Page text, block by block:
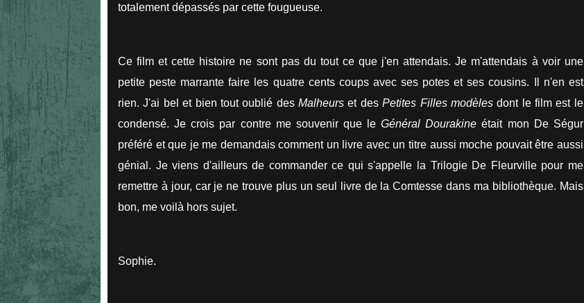
totalement dépassés par cette fougueuse.
Ce film et cette histoire ne sont pas du tout ce que j'en attendais. Je m'attendais à voir une
petite peste marrante faire les quatre cents coups avec ses potes et ses cousins. Il n'en est
rien. J'ai bel et bien tout oublié desMalheurs et desPetites Filles modèlesdont le film est le
condensé. Je crois par contre me souvenir que leGénéral Dourakine était mon De Ségur
préféré et que je me demandais comment un livre avec un titre aussi moche pouvait être aussi
génial. Je viens d'ailleurs de commander ce qui s'appelle la Trilogie De Fleurville pour me
remettre à jour, car je ne trouve plus un seul livre de la Comtesse dans ma bibliothèque. Mais
bon, me voilà hors sujet.
Sophie.